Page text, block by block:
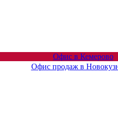
Офис в Кемерово
Офис продаж в